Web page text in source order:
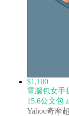
$1,100
電腦包女手
15.6公文包
Yahoo奇摩